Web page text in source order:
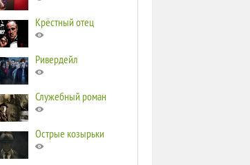
Крёстный отец
Ривердейл
Служебный роман
Острые козырьки